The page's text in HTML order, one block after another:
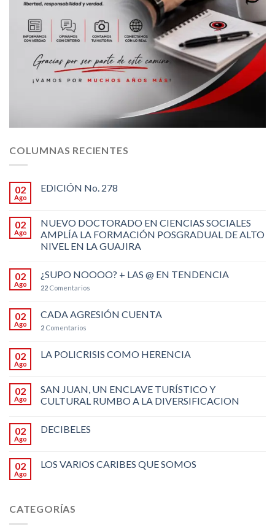
COLUMNAS RECIENTES
02
Ago
EDICIÓN No. 278
02
Ago
NUEVO DOCTORADO EN CIENCIAS SOCIALES
AMPLÍA LA FORMACIÓN POSGRADUAL DE ALTO
NIVEL EN LA GUAJIRA
02
Ago
¿SUPO NOOOO? + LAS @ EN TENDENCIA
22 Comentarios
02
Ago
CADA AGRESIÓN CUENTA
2 Comentarios
02
Ago
LA POLICRISIS COMO HERENCIA
02
Ago
SAN JUAN, UN ENCLAVE TURÍSTICO Y
CULTURAL RUMBO A LA DIVERSIFICACION
02
Ago
DECIBELES
02
Ago
LOS VARIOS CARIBES QUE SOMOS
CATEGORÍAS